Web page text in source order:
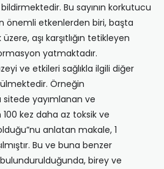
Bu sayının korkutucu
önemli etkenlerden biri, başta
aşı karşıtlığın tetikleyen
yatmaktadır.
ve etkileri sağlıkla ilgili diğer
Örneğin
yayımlanan ve
kez daha az toksik ve
anlatan makale, 1
Bu ve buna benzer
birey ve